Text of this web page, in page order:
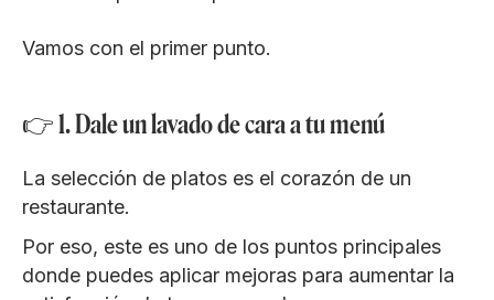
Vamos con el primer punto.
👉 1. Dale un lavado de cara a tu menú
La selección de platos es el corazón de un
restaurante.
Por eso, este es uno de los puntos principales
donde puedes aplicar mejoras para aumentar la